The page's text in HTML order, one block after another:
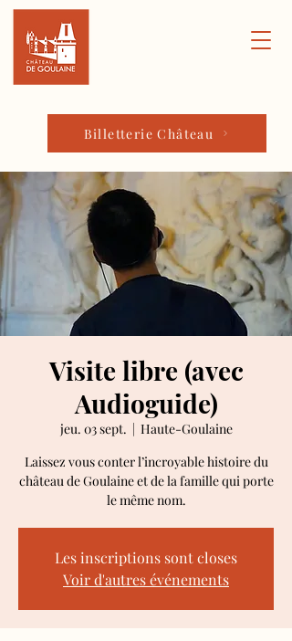
Billetterie Château
Visite libre (avec
Audioguide)
jeu. 03 sept.
  |
Haute-Goulaine
Laissez vous conter l’incroyable histoire du
château de Goulaine et de la famille qui porte
le même nom.
Les inscriptions sont closes
Voir d'autres événements